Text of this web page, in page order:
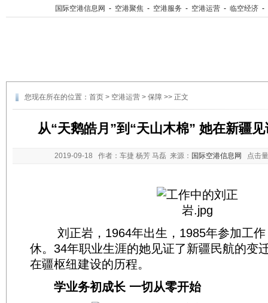
国际空港信息网 - 空港聚焦 - 空港服务 - 空港运营 - 临空经济 -
您现在所在的位置： 首页 > 空港运营 > 保障 >> 正文
从“天鹅皓月”到“天山木棉” 她在新疆
2019-09-18 作者：车捷 杨芳 马磊 来源： 国际空港信息网 点击
刘正岩，1964年出生，1985年参加工作
休。34年职业生涯的她见证了新疆民航的变
在疆枢纽建设的历程。
学业务初成长 一切从零开始